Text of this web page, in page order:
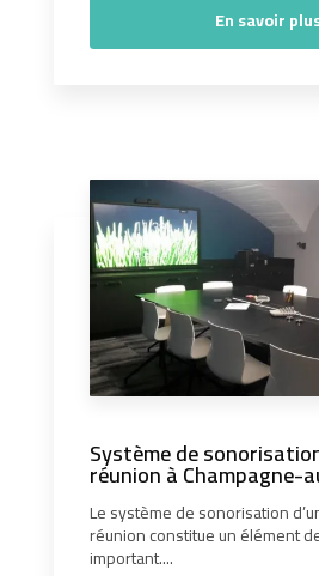
En savoir
Système de
réunion à
Le système de sonorisation
réunion constitue un élément
important....